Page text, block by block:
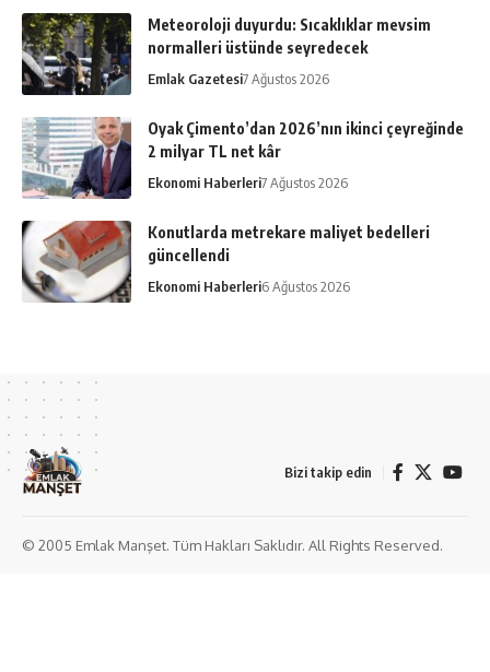
Meteoroloji duyurdu: Sıcaklıklar mevsim
normalleri üstünde seyredecek
Emlak Gazetesi7 Ağustos 2026
Oyak Çimento’dan 2026’nın ikinci çeyreğinde
2 milyar TL net kâr
Ekonomi Haberleri7 Ağustos 2026
Konutlarda metrekare maliyet bedelleri
güncellendi
Ekonomi Haberleri6 Ağustos 2026
Bizi takip edin
© 2005 Emlak Manşet. Tüm Hakları Saklıdır. All Rights Reserved.